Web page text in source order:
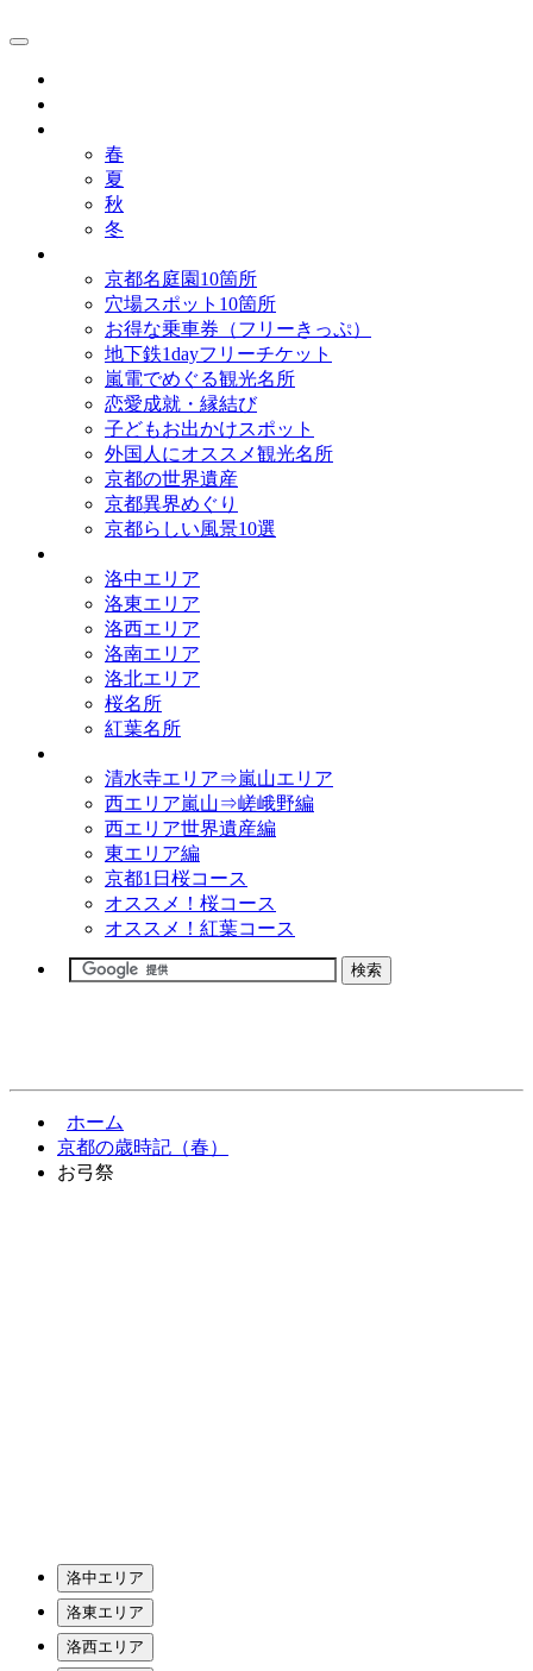
春
夏
秋
冬
京都名庭園10箇所
穴場スポット10箇所
お得な乗車券（フリーきっぷ）
地下鉄1dayフリーチケット
嵐電でめぐる観光名所
恋愛成就・縁結び
子どもお出かけスポット
外国人にオススメ観光名所
京都の世界遺産
京都異界めぐり
京都らしい風景10選
洛中エリア
洛東エリア
洛西エリア
洛南エリア
洛北エリア
桜名所
紅葉名所
清水寺エリア⇒嵐山エリア
西エリア嵐山⇒嵯峨野編
西エリア世界遺産編
東エリア編
京都1日桜コース
オススメ！桜コース
オススメ！紅葉コース
ホーム
京都の歳時記（春）
お弓祭
洛中エリア
洛東エリア
洛西エリア